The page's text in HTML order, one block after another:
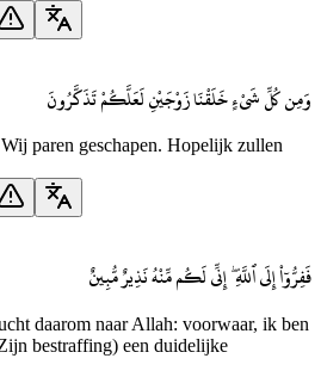
وَمِن كُلِّ شَىْءٍ خَلَقْنَا زَوْجَيْنِ لَعَلَّكُمْ تَذَكَّرُونَ
paren geschapen. Hopelijk zullen
فَفِرُّوٓا۟ إِلَى ٱللَّهِ ۖ إِنِّى لَكُم مِّنْهُ نَذِيرٌ مُّبِينٌ
daarom naar Allah: voorwaar, ik ben
bestraffing) een duidelijke